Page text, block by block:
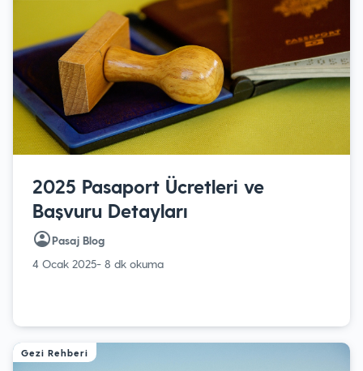
2025 Pasaport Ücretleri ve
Başvuru Detayları
Pasaj Blog
4 Ocak 2025- 8 dk okuma
Gezi Rehberi